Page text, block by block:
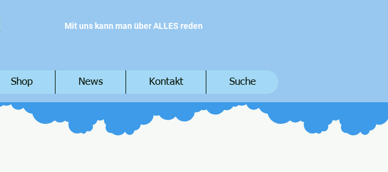
Mit uns kann man über ALLES reden
Shop News Kontakt Suche